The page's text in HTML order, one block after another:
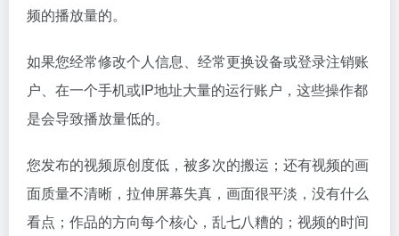
频的播放量的。
如果您经常修改个人信息、经常更换设备或登录注销账
户、在一个手机或IP地址大量的运行账户，这些操作都
是会导致播放量低的。
您发布的视频原创度低，被多次的搬运；还有视频的画
面质量不清晰，拉伸屏幕失真，画面很平淡，没有什么
看点；作品的方向每个核心，乱七八糟的；视频的时间